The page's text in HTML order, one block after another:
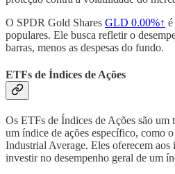
O SPDR Gold Shares GLD 0.00%↑
populares. Ele busca refletir o
barras, menos as despesas do fundo.
ETFs de Índices de Ações
Os ETFs de Índices de Ações são um
um índice de ações específico, como
Industrial Average. Eles oferecem
investir no desempenho geral de um